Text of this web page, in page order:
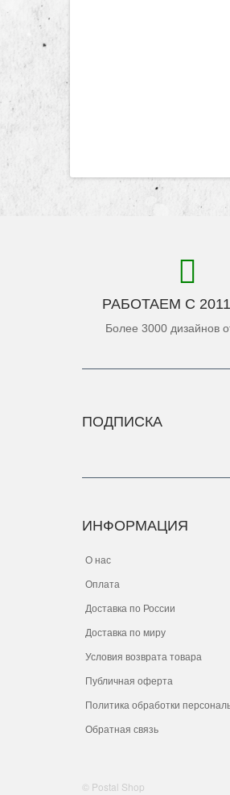
РАБОТАЕМ С
Более 3000 дизайнов
ПОДПИСКА
ИНФОРМАЦИЯ
О нас
Оплата
Доставка по России
Доставка по миру
Условия возврата товара
Публичная оферта
Политика обработки
Обратная связь
© Postal Shop